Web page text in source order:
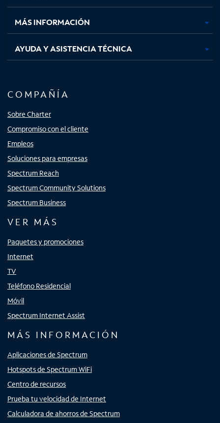
nuevanuevanuevanueva
MÁS INFORMACIÓN
AYUDA Y ASISTENCIA TÉCNICA
COMPAÑÍA
Sobre Charter
Compromiso con el cliente
Empleos
Soluciones para empresas
Spectrum Reach
Spectrum Community Solutions
Spectrum Business
VER MÁS
Paquetes y promociones
Internet
TV
Teléfono Residencial
Móvil
Spectrum Internet Assist
MÁS INFORMACIÓN
Aplicaciones de Spectrum
Hotspots de Spectrum WiFi
Centro de recursos
Prueba tu velocidad de Internet
Calculadora de ahorros de Spectrum